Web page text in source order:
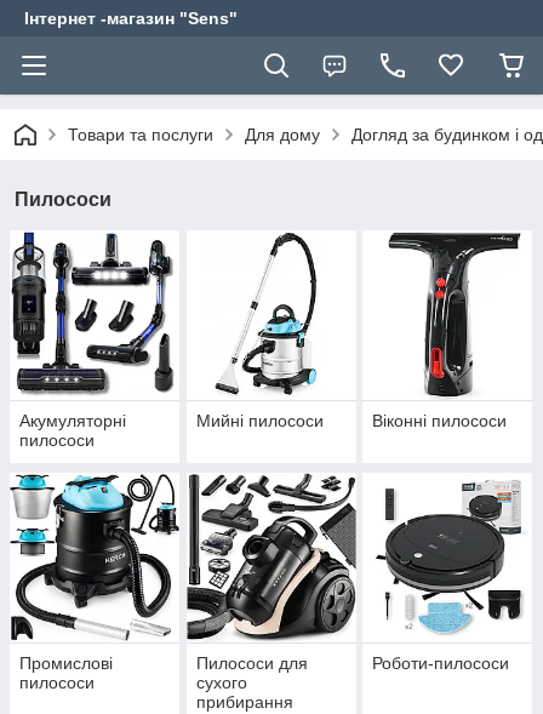
Інтернет -магазин "Sens"
Товари та послуги Для дому Догляд за будинком і
Пилососи
Акумуляторні
пилососи
Мийні пилососи Віконні пилососи
Промислові
пилососи
Пилососи для
сухого
прибирання
Роботи-пилососи